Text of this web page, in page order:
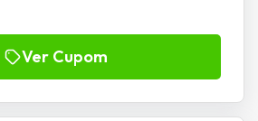
Ver Cupom